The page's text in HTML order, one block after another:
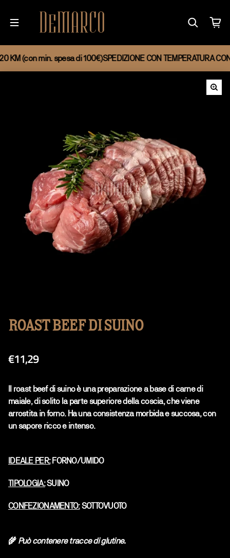
(con min. spesa di 100€)SPEDIZIONE CON TEMPERATURA
ROAST BEEF DI SUINO
Prezzo regolare
€11,29
Il roast beef di suino è una preparazione a base di carne di
maiale, di solito la parte superiore della coscia, che viene
arrostita in forno. Ha una consistenza morbida e succosa, con
un sapore ricco e intenso.
IDEALE PER:FORNO/UMIDO
TIPOLOGIA:SUINO
CONFEZIONAMENTO:SOTTOVUOTO
🌾 Può contenere tracce di glutine.